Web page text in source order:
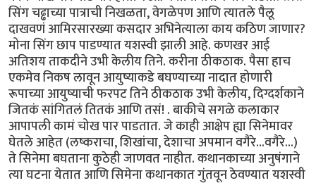
सिंग चढ्ढाच्या पात्राची निखळता, वेगळेपण आणि त्यातले पैलू
दाखवणं आमिरसारख्या कसदार अभिनेत्याला काय कठिण जाणार?
मोना सिंग छाप पाडण्यात यशस्वी झाली आहे. कणखर आई
अतिशय ताकदीने उभी केलीय तिने. करीना ठीकठाक. पैसा हाच
एकमेव निकष लावून आयुष्याकडे बघण्याच्या नादात होणारी
रूपाच्या आयुष्याची फरपट तिने ठीकठाक उभी केलीय, दिग्दर्शकाने
जितकं सांगितलं तितकं आणि तसं! . बाकीचे सगळे कलाकार
आपापली कामं चोख पार पाडतात. जे काही आक्षेप ह्या सिनेमावर
घेतले आहेत (लष्कराचा, शिखांचा, देशाचा अपमान वगैरे...वगैरे...)
ते सिनेमा बघताना कुठेही जाणवत नाहीत. कथानकाच्या अनुषंगाने
त्या घटना येतात आणि सिमेना कथानकात गुंतवून ठेवण्यात यशस्वी